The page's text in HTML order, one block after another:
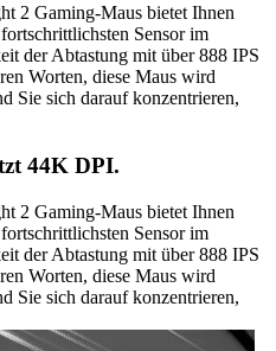
2 Gaming-Maus bietet Ihnen
Sensor im
der Abtastung mit über 888 IPS
Worten, diese Maus wird
Sie sich darauf konzentrieren,
44K DPI.
2 Gaming-Maus bietet Ihnen
Sensor im
der Abtastung mit über 888 IPS
Worten, diese Maus wird
Sie sich darauf konzentrieren,